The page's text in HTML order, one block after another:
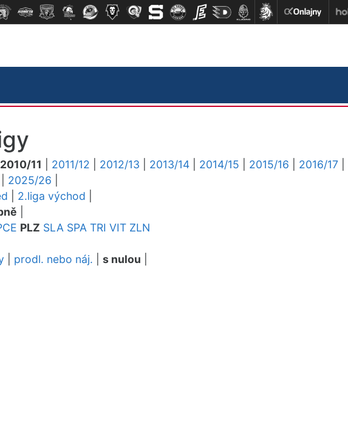
2010/11 2011/12 2012/13 2013/14 2014/15 2015/16 2016/17
2025/26
2.liga východ
PLZ SLA SPA TRI VIT ZLN
prodl. nebo náj. s nulou